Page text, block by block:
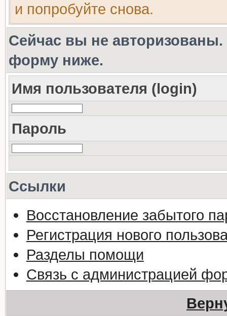
и попробуйте снова.
Сейчас вы не авторизованы.
форму ниже.
Имя пользователя (login)
Пароль
Ссылки
Восстановление забытого
Регистрация нового
Разделы помощи
Связь с администрацией